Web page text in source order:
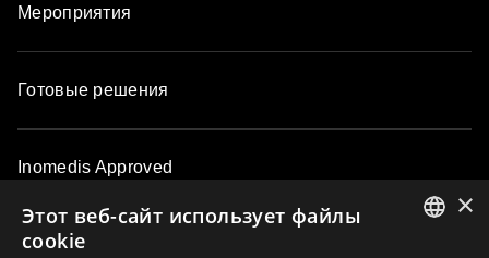
Мероприятия
Готовые решения
Inomedis Approved
Контакты
×
Этот веб-сайт использует файлы
cookie